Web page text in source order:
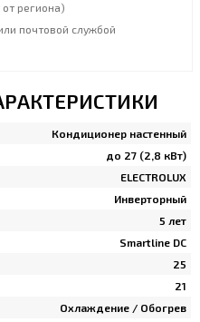
от региона)
почтовой службой
Кондиционер настенный
до 27 (2,8 кВт)
ELECTROLUX
Инверторный
5 лет
Smartline DC
25
21
Охлаждение / Обогрев